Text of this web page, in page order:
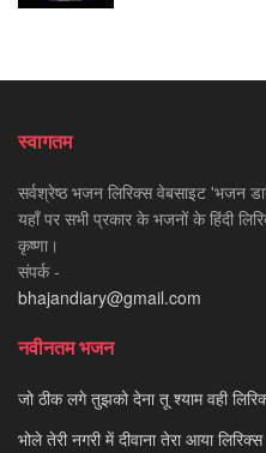
स्वागतम
सर्वश्रेष्ठ भजन लिरिक्स वेबसाइट 'भजन
यहाँ पर सभी प्रकार के भजनों के हिंदी
कृष्णा।
संपर्क -
bhajandiary@gmail.com
नवीनतम भजन
जो ठीक लगे तुझको देना तू श्याम वही
भोले तेरी नगरी में दीवाना तेरा आया लिरिक्स